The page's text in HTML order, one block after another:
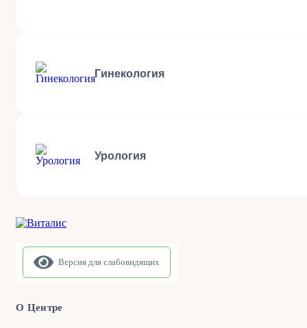
Гинекология
Урология
Версия для слабовидящих
О Центре